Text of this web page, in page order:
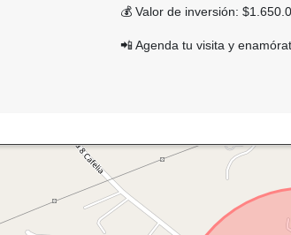
💰 Valor de inversión:
📲 Agenda tu visita y